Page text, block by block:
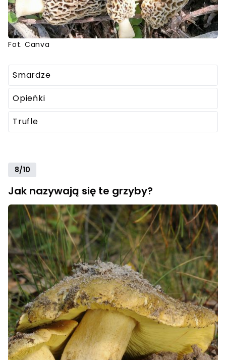
Fot. Canva
Smardze
Opieńki
Trufle
8/10
Jak nazywają się te grzyby?